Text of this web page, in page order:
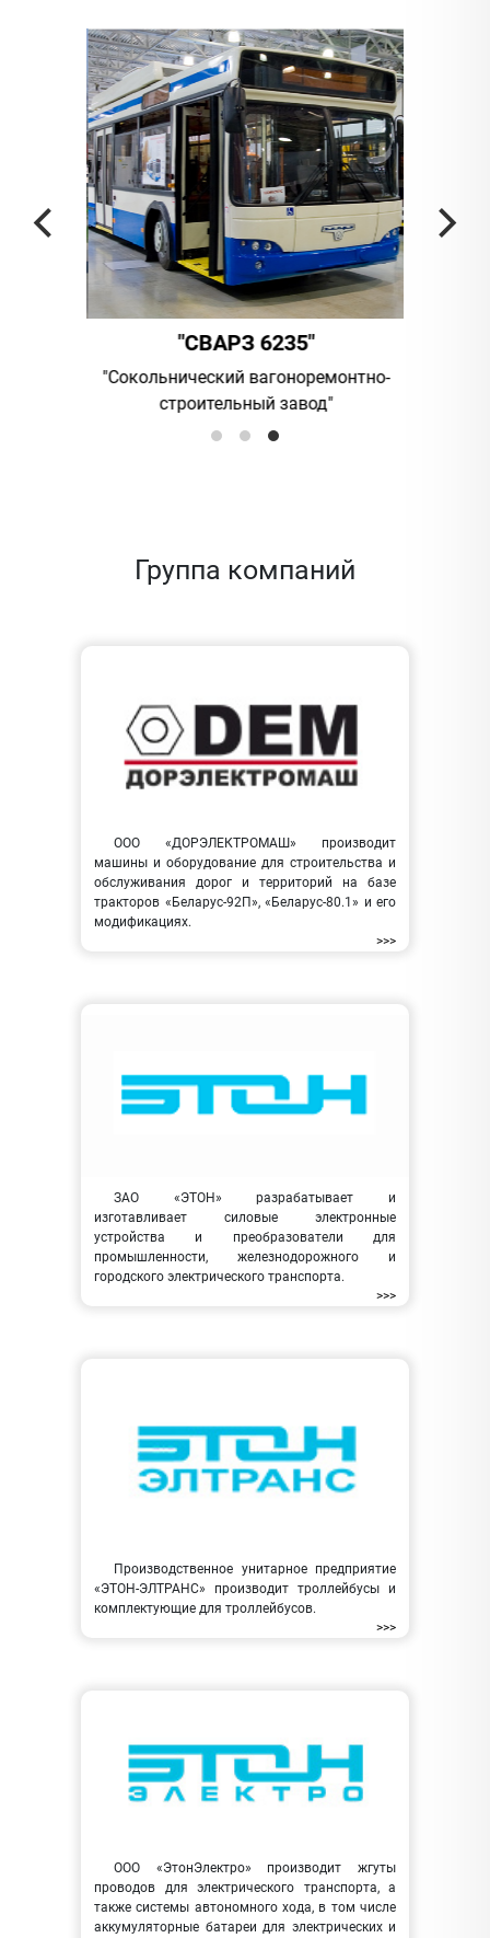
"СВАРЗ 6235"
"Сокольнический вагоноремонтно-
строительный завод"
Группа компаний
ООО «ДОРЭЛЕКТРОМАШ» производит
машины и оборудование для строительства и
обслуживания дорог и территорий на базе
тракторов «Беларус-92П», «Беларус-80.1» и его
модификациях.
>>>
ЗАО «ЭТОН» разрабатывает и
изготавливает силовые электронные
устройства и преобразователи для
промышленности, железнодорожного и
городского электрического транспорта.
>>>
Производственное унитарное предприятие
«ЭТОН-ЭЛТРАНС» производит троллейбусы и
комплектующие для троллейбусов.
>>>
ООО «ЭтонЭлектро» производит жгуты
проводов для электрического транспорта, а
также системы автономного хода, в том числе
аккумуляторные батареи для электрических и